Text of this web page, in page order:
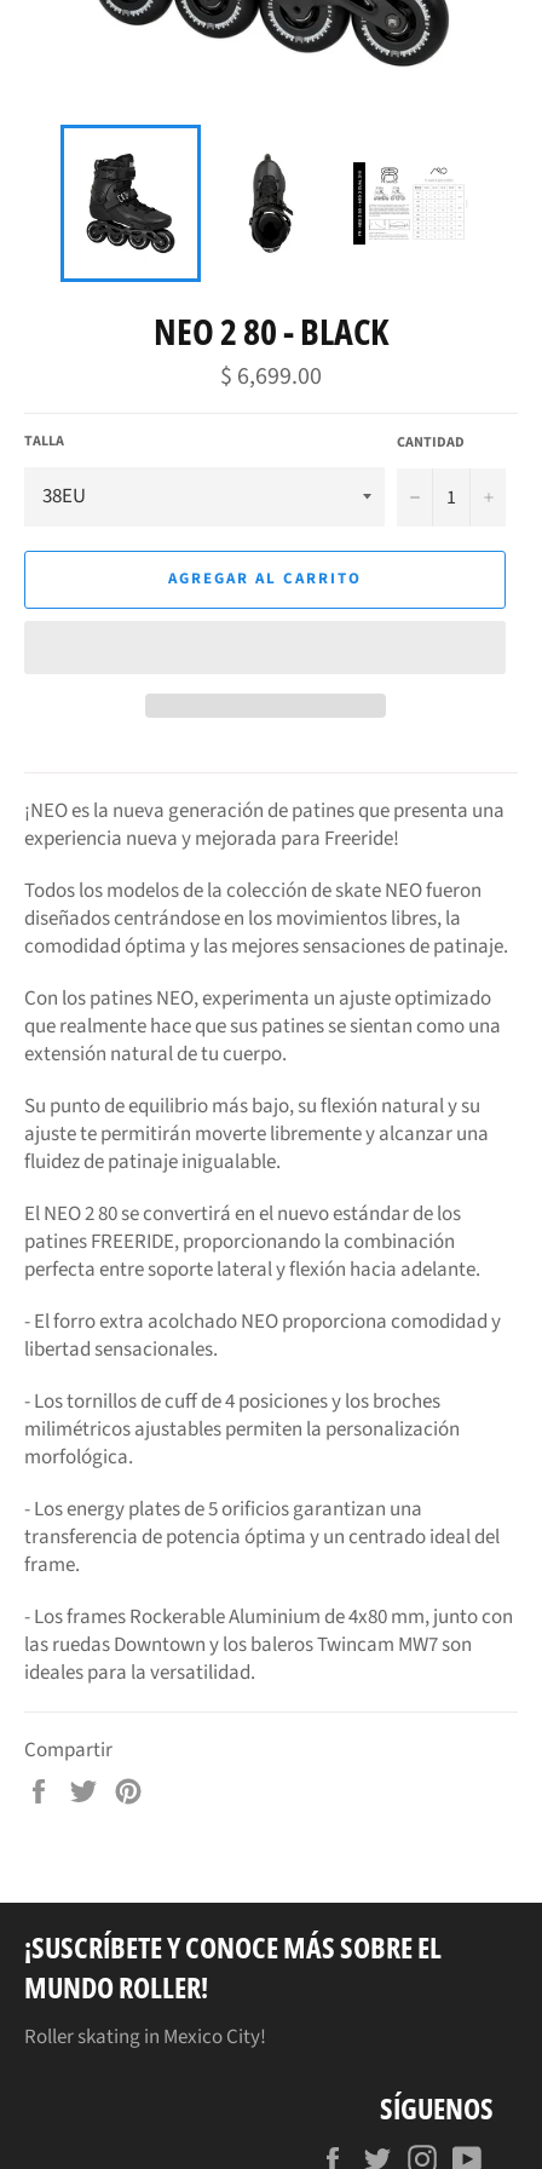
NEO 2 80 - BLACK
Precio
habitual
$ 6,699.00
TALLA CANTIDAD
− +
AGREGAR AL CARRITO
¡NEO es la nueva generación de patines que presenta una
experiencia nueva y mejorada para Freeride!
Todos los modelos de la colección de skate NEO fueron
diseñados centrándose en los movimientos libres, la
comodidad óptima y las mejores sensaciones de patinaje.
Con los patines NEO, experimenta un ajuste optimizado
que realmente hace que sus patines se sientan como una
extensión natural de tu cuerpo.
Su punto de equilibrio más bajo, su flexión natural y su
ajuste te permitirán moverte libremente y alcanzar una
fluidez de patinaje inigualable.
El NEO 2 80 se convertirá en el nuevo estándar de los
patines FREERIDE, proporcionando la combinación
perfecta entre soporte lateral y flexión hacia adelante.
- El forro extra acolchado NEO proporciona comodidad y
libertad sensacionales.
- Los tornillos de cuff de 4 posiciones y los broches
milimétricos ajustables permiten la personalización
morfológica.
- Los energy plates de 5 orificios garantizan una
transferencia de potencia óptima y un centrado ideal del
frame.
- Los frames Rockerable Aluminium de 4x80 mm, junto con
las ruedas Downtown y los baleros Twincam MW7 son
ideales para la versatilidad.
Compartir
Compartir
Tuitear
¡SUSCRÍBETE Y CONOCE MÁS SOBRE EL
MUNDO ROLLER!
Roller skating in Mexico City!
SÍGUENOS
FacebookTwitterInstagram